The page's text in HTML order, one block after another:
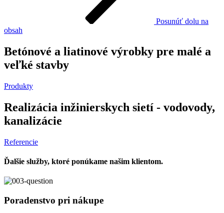
Posunúť dolu na
obsah
Betónové a liatinové výrobky pre malé a
veľké stavby
Produkty
Realizácia inžinierskych sietí - vodovody,
kanalizácie
Referencie
Ďalšie služby, ktoré ponúkame našim klientom.
Poradenstvo pri nákupe